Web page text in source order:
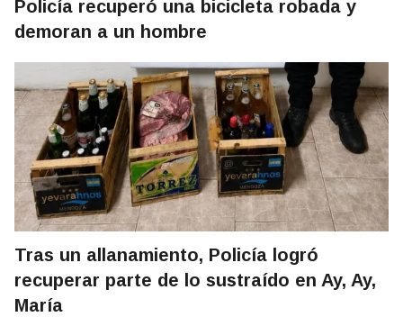
Policía recuperó una bicicleta robada y
demoran a un hombre
Tras un allanamiento, Policía logró
recuperar parte de lo sustraído en Ay, Ay,
María